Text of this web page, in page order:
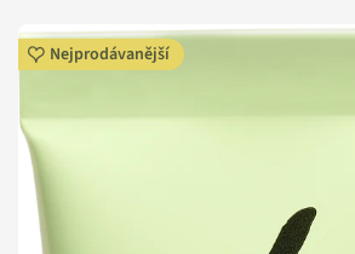
Nejprodávanější